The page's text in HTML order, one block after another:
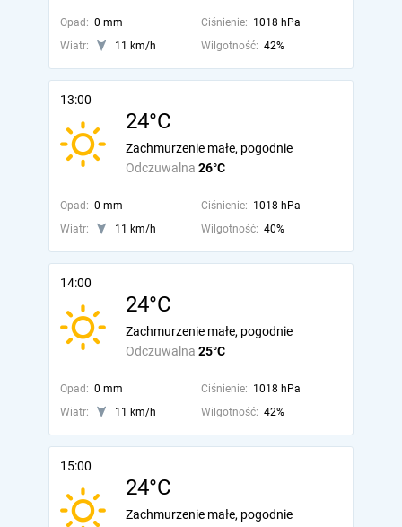
Opad: 0 mm Ciśnienie: 1018 hPa
Wiatr:
11 km/h Wilgotność: 42%
13:00
24°C
Odczuwalna 26°C
Zachmurzenie małe, pogodnie
Opad: 0 mm Ciśnienie: 1018 hPa
Wiatr:
11 km/h Wilgotność: 40%
14:00
24°C
Odczuwalna 25°C
Zachmurzenie małe, pogodnie
Opad: 0 mm Ciśnienie: 1018 hPa
Wiatr:
11 km/h Wilgotność: 42%
15:00
24°C
Zachmurzenie małe, pogodnie